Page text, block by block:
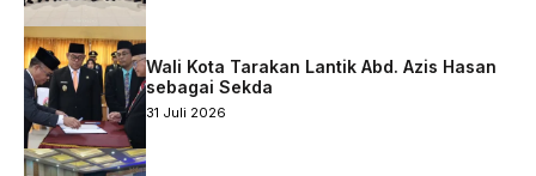
Wali Kota Tarakan Lantik Abd. Azis Hasan
sebagai Sekda
31 Juli 2026